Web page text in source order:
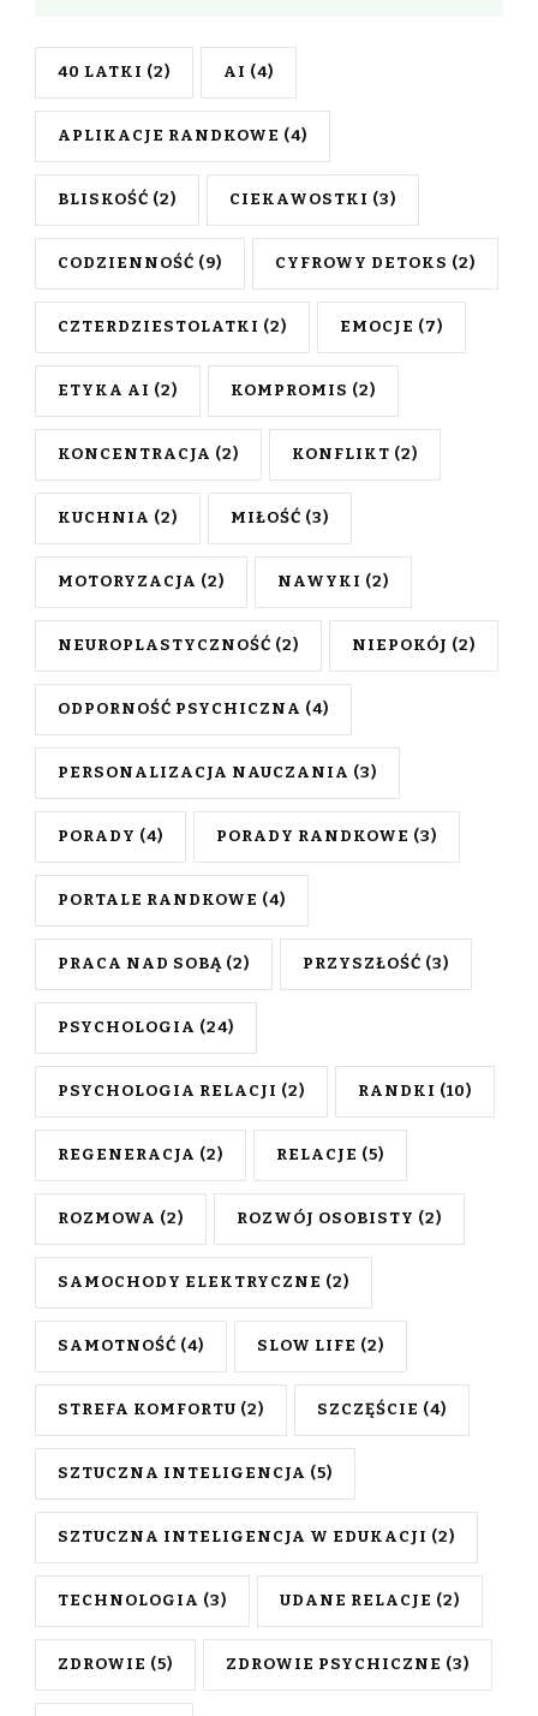
40 LATKI (2) AI (4)
APLIKACJE RANDKOWE (4)
BLISKOŚĆ (2) CIEKAWOSTKI (3)
CODZIENNOŚĆ (9) CYFROWY DETOKS (2)
CZTERDZIESTOLATKI (2) EMOCJE (7)
ETYKA AI (2) KOMPROMIS (2)
KONCENTRACJA (2) KONFLIKT (2)
KUCHNIA (2) MIŁOŚĆ (3)
MOTORYZACJA (2) NAWYKI (2)
NEUROPLASTYCZNOŚĆ (2) NIEPOKÓJ (2)
ODPORNOŚĆ PSYCHICZNA (4)
PERSONALIZACJA NAUCZANIA (3)
PORADY (4) PORADY RANDKOWE (3)
PORTALE RANDKOWE (4)
PRACA NAD SOBĄ (2) PRZYSZŁOŚĆ (3)
PSYCHOLOGIA (24)
PSYCHOLOGIA RELACJI (2) RANDKI (10)
REGENERACJA (2) RELACJE (5)
ROZMOWA (2) ROZWÓJ OSOBISTY (2)
SAMOCHODY ELEKTRYCZNE (2)
SAMOTNOŚĆ (4) SLOW LIFE (2)
STREFA KOMFORTU (2) SZCZĘŚCIE (4)
SZTUCZNA INTELIGENCJA (5)
SZTUCZNA INTELIGENCJA W EDUKACJI (2)
TECHNOLOGIA (3) UDANE RELACJE (2)
ZDROWIE (5) ZDROWIE PSYCHICZNE (3)